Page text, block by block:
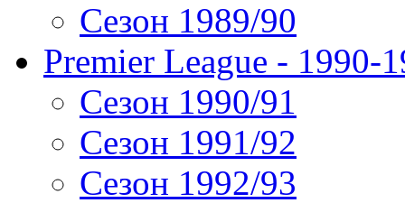
Сезон 1989/90
Premier League - 1990-
Сезон 1990/91
Сезон 1991/92
Сезон 1992/93